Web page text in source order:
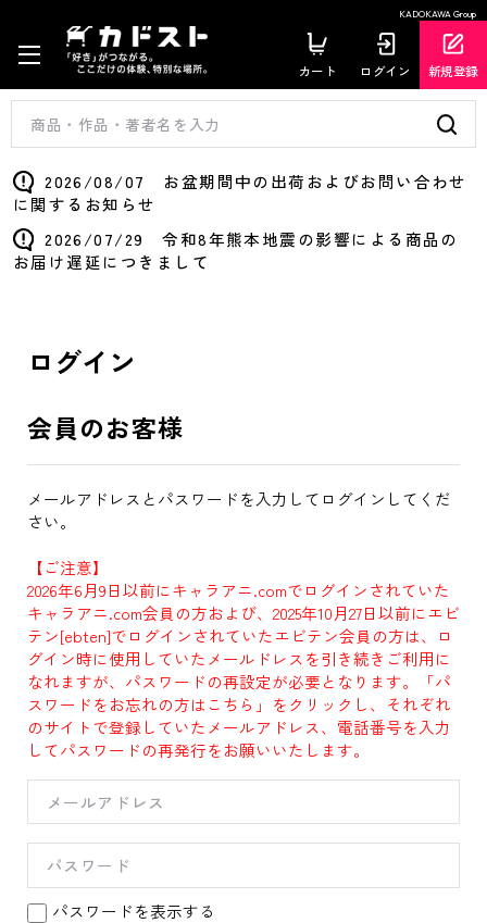
KADOKAWA Group
カート ログイン 新規登録
2026/08/07 お盆期間中の出荷およびお問い合わせ
に関するお知らせ
2026/07/29 令和8年熊本地震の影響による商品の
お届け遅延につきまして
ログイン
会員のお客様
メールアドレスとパスワードを入力してログインしてくだ
さい。
【ご注意】
2026年6月9日以前にキャラアニ.comでログインされていた
キャラアニ.com会員の方および、2025年10月27日以前にエビ
テン[ebten]でログインされていたエビテン会員の方は、ロ
グイン時に使用していたメールドレスを引き続きご利用に
なれますが、パスワードの再設定が必要となります。「パ
スワードをお忘れの方はこちら」をクリックし、それぞれ
のサイトで登録していたメールアドレス、電話番号を入力
してパスワードの再発行をお願いいたします。
パスワードを表示する